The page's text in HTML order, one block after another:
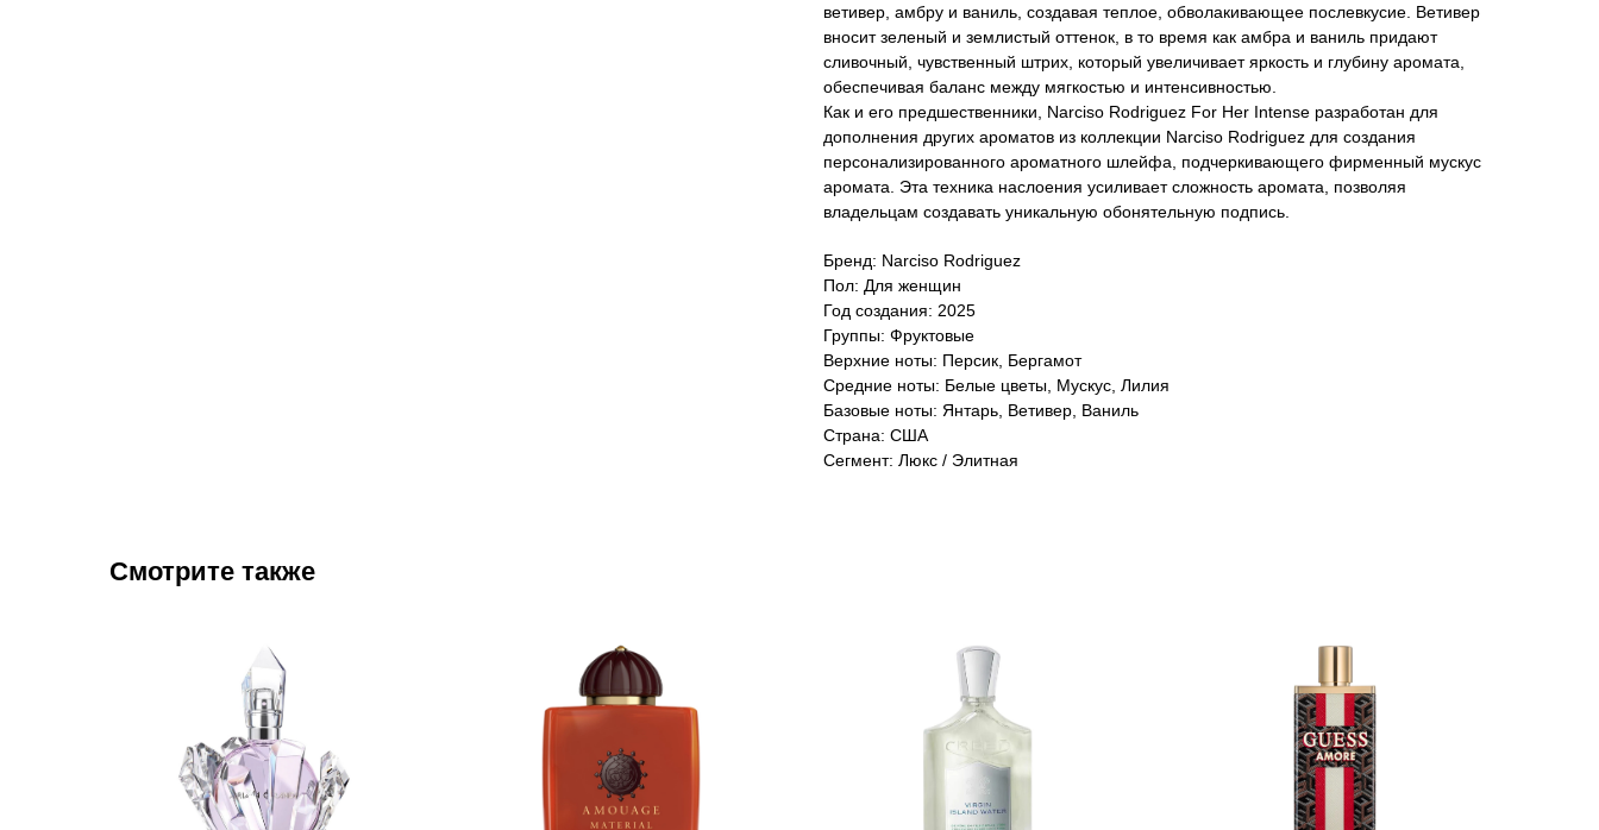
ветивер, амбру и ваниль, создавая теплое, обволакивающее послевкусие. Ветивер
вносит зеленый и землистый оттенок, в то время как амбра и ваниль придают
сливочный, чувственный штрих, который увеличивает яркость и глубину аромата,
обеспечивая баланс между мягкостью и интенсивностью.
Как и его предшественники, Narciso Rodriguez For Her Intense разработан для
дополнения других ароматов из коллекции Narciso Rodriguez для создания
персонализированного ароматного шлейфа, подчеркивающего фирменный мускус
аромата. Эта техника наслоения усиливает сложность аромата, позволяя
владельцам создавать уникальную обонятельную подпись.
Бренд: Narciso Rodriguez
Пол: Для женщин
Год создания: 2025
Группы: Фруктовые
Верхние ноты: Персик, Бергамот
Средние ноты: Белые цветы, Мускус, Лилия
Базовые ноты: Янтарь, Ветивер, Ваниль
Страна: США
Сегмент: Люкс / Элитная
Смотрите также